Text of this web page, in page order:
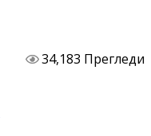
34,183 Прегледи